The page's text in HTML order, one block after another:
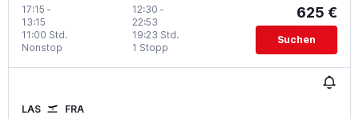
17:15 -
13:15
Nonstop
11:00 Std.
12:30 -
22:53
1 Stopp
19:23 Std.
625 €
Suchen
LAS FRA